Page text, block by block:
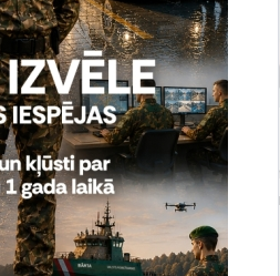
ietvaros 10.februārī Valsts
8) robežsargi no Valsts
paņēmienus.